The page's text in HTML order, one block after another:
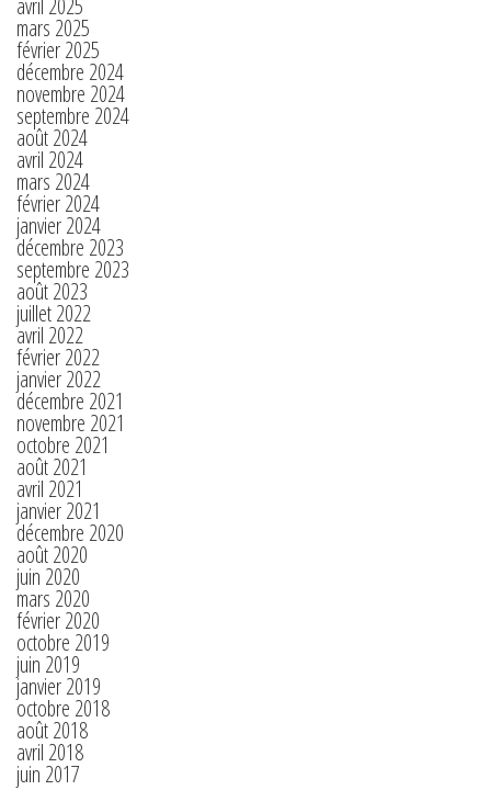
avril 2025
mars 2025
février 2025
décembre 2024
novembre 2024
septembre 2024
août 2024
avril 2024
mars 2024
février 2024
janvier 2024
décembre 2023
septembre 2023
août 2023
juillet 2022
avril 2022
février 2022
janvier 2022
décembre 2021
novembre 2021
octobre 2021
août 2021
avril 2021
janvier 2021
décembre 2020
août 2020
juin 2020
mars 2020
février 2020
octobre 2019
juin 2019
janvier 2019
octobre 2018
août 2018
avril 2018
juin 2017